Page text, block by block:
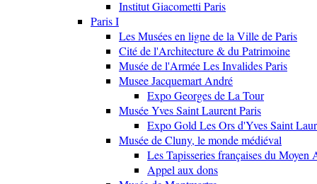
Institut Giacometti Paris
Paris I
Les Musées en ligne de la Ville de Paris
Cité de l'Architecture & du Patrimoine
Musée de l'Armée Les Invalides Paris
Musee Jacquemart André
Expo Georges de La Tour
Musée Yves Saint Laurent Paris
Expo Gold Les Ors d'Yves Saint
Musée de Cluny, le monde médiéval
Les Tapisseries françaises du Moyen
Appel aux dons